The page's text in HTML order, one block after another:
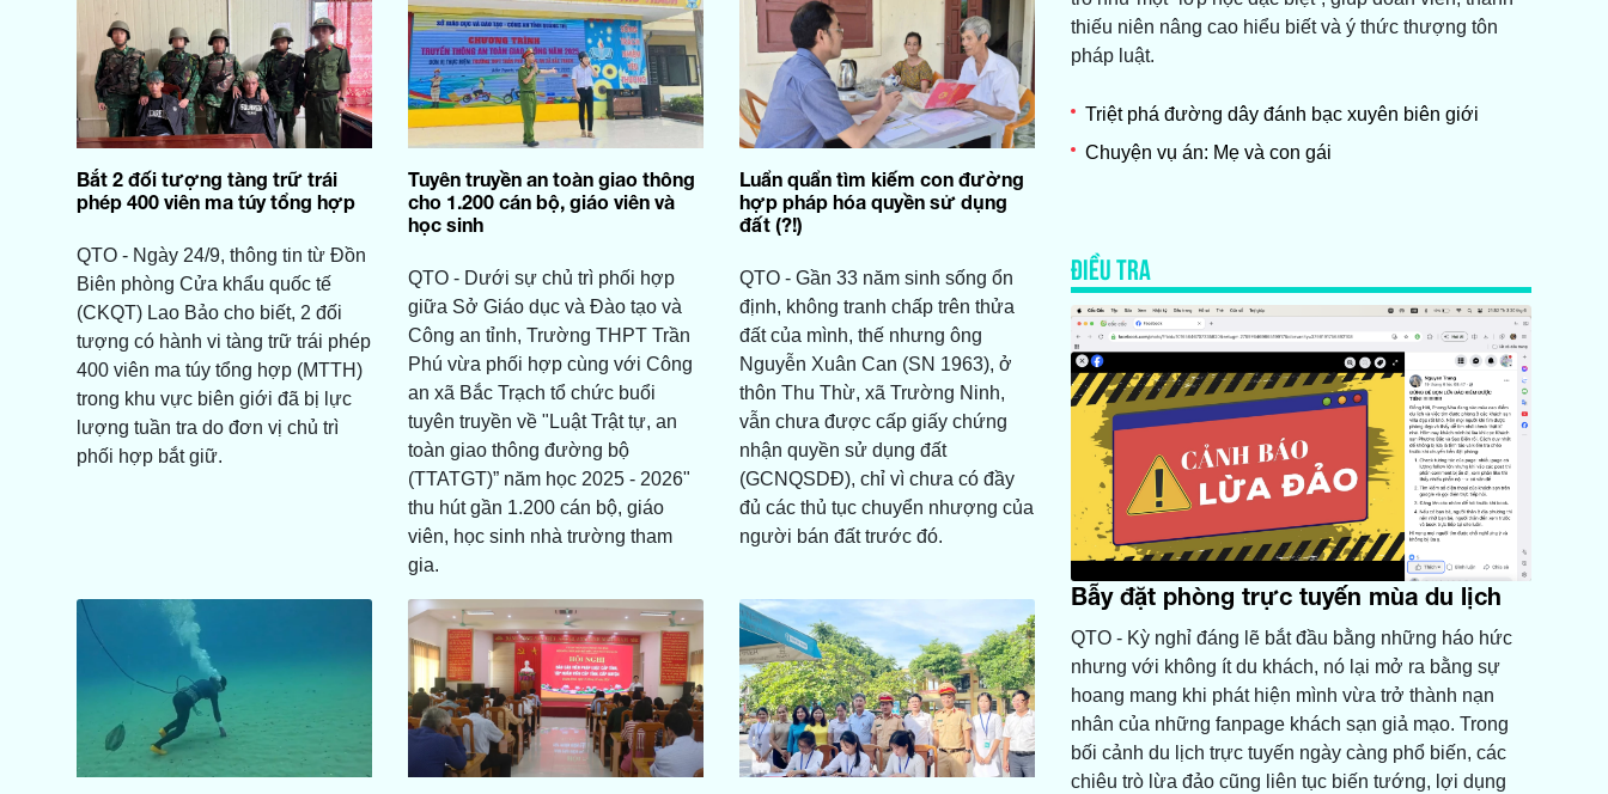
Bắt 2 đối tượng tàng trữ trái
phép 400 viên ma túy tổng hợp
QTO - Ngày 24/9, thông tin từ Đồn
Biên phòng Cửa khẩu quốc tế
(CKQT) Lao Bảo cho biết, 2 đối
tượng có hành vi tàng trữ trái phép
400 viên ma túy tổng hợp (MTTH)
trong khu vực biên giới đã bị lực
lượng tuần tra do đơn vị chủ trì
phối hợp bắt giữ.
Tuyên truyền an toàn giao thông
cho 1.200 cán bộ, giáo viên và
học sinh
QTO - Dưới sự chủ trì phối hợp
giữa Sở Giáo dục và Đào tạo và
Công an tỉnh, Trường THPT Trần
Phú vừa phối hợp cùng với Công
an xã Bắc Trạch tổ chức buổi
tuyên truyền về "Luật Trật tự, an
toàn giao thông đường bộ
(TTATGT)” năm học 2025 - 2026"
thu hút gần 1.200 cán bộ, giáo
viên, học sinh nhà trường tham
gia.
Luẩn quẩn tìm kiếm con đường
hợp pháp hóa quyền sử dụng
đất (?!)
QTO - Gần 33 năm sinh sống ổn
định, không tranh chấp trên thửa
đất của mình, thế nhưng ông
Nguyễn Xuân Can (SN 1963), ở
thôn Thu Thừ, xã Trường Ninh,
vẫn chưa được cấp giấy chứng
nhận quyền sử dụng đất
(GCNQSDĐ), chỉ vì chưa có đầy
đủ các thủ tục chuyển nhượng của
người bán đất trước đó.
thiếu niên nâng cao hiểu biết và ý thức thượng tôn
pháp luật.
Triệt phá đường dây đánh bạc xuyên biên giới
Chuyện vụ án: Mẹ và con gái
ĐIỀU TRA
Bẫy đặt phòng trực tuyến mùa du lịch
QTO - Kỳ nghỉ đáng lẽ bắt đầu bằng những háo hức
nhưng với không ít du khách, nó lại mở ra bằng sự
hoang mang khi phát hiện mình vừa trở thành nạn
nhân của những fanpage khách sạn giả mạo. Trong
bối cảnh du lịch trực tuyến ngày càng phổ biến, các
chiêu trò lừa đảo cũng liên tục biến tướng, lợi dụng